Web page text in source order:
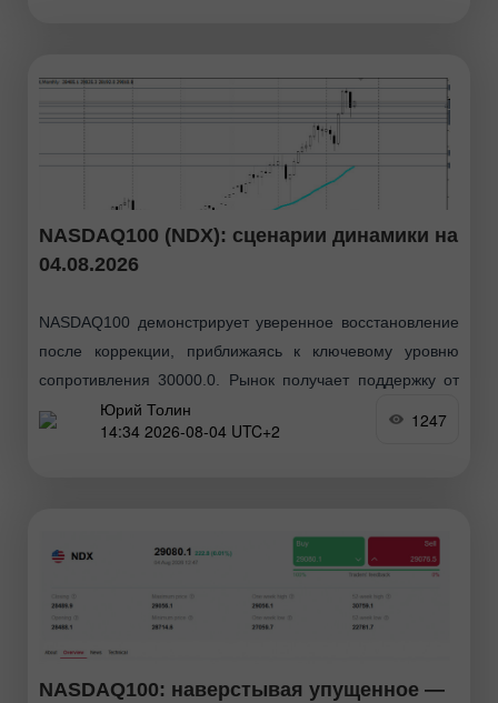
NASDAQ100 (NDX): сценарии динамики на
04.08.2026
NASDAQ100 демонстрирует уверенное восстановление
после коррекции, приближаясь к ключевому уровню
сопротивления 30000.0. Рынок получает поддержку от
геополитической разрядки и сильных экономических
данных, но технические индикаторы указывают на
Юрий Толин
14:34 2026-08-04 UTC+2
1247
NASDAQ100: наверстывая упущенное —